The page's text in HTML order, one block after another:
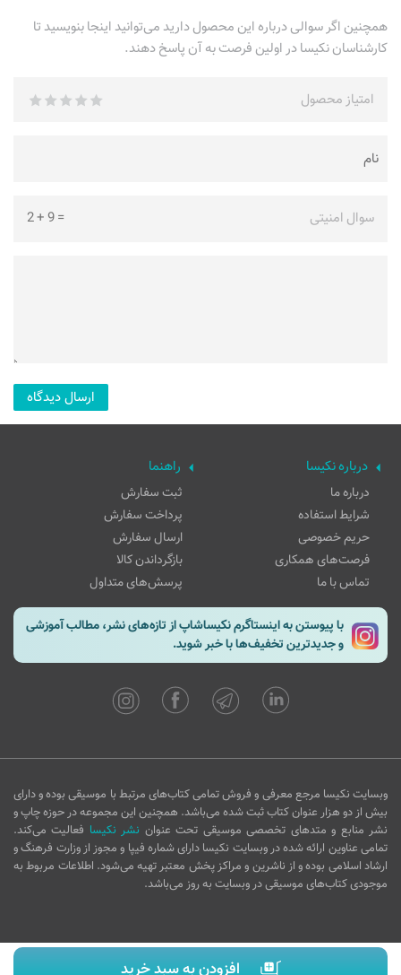
افزودن به سبد خرید
همچنین اگر سوالی درباره این محصول دارید می‌توانید اینجا بنویسید تا
کارشناسان نکیسا در اولین فرصت به آن پاسخ دهند.
امتیاز محصول
سوال امنیتی =
9
+
2
درباره نکیسا
درباره ما
شرایط استفاده
حریم خصوصی
فرصت‌های همکاری
تماس با ما
راهنما
ثبت سفارش
پرداخت سفارش
ارسال سفارش
بازگرداندن کالا
پرسش‌های متداول
با پیوستن به اینستاگرم نکیساشاپ از تازه‌های نشر، مطالب آموزشی
و جدیدترین تخفیف‌ها با خبر شوید.
وبسایت نکیسا مرجع معرفی و فروش تمامی کتاب‌های مرتبط با موسیقی بوده و دارای
بیش از دو هزار عنوان کتاب ثبت شده می‌باشد. همچنین این مجموعه در حوزه چاپ و
نشر منابع و متدهای تخصصی موسیقی تحت عنوان نشر نکیسا فعالیت می‌کند.
تمامی عناوین ارائه شده در وبسایت نکیسا دارای شماره فیپا و مجوز از وزارت فرهنگ و
ارشاد اسلامی بوده و از ناشرین و مراکز پخش معتبر تهیه می‌شود. اطلاعات مربوط به
موجودی کتاب‌های موسیقی در وبسایت به روز می‌باشد.